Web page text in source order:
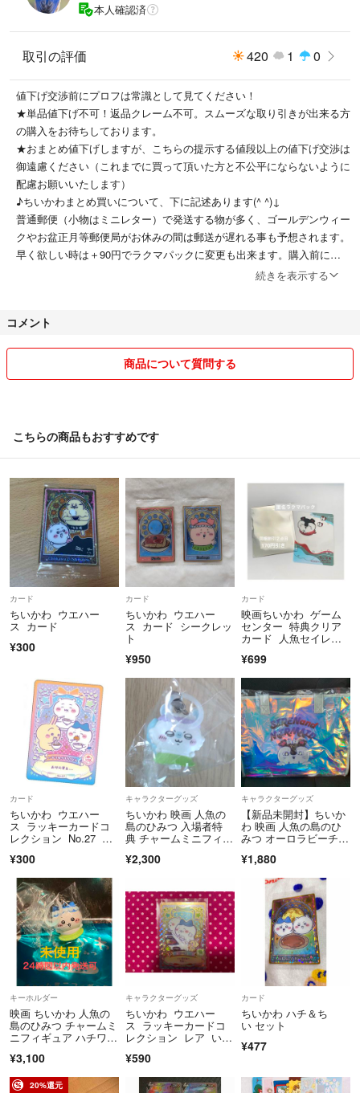
本人確認済
取引の評価 420 1 0
値下げ交渉前にプロフは常識として見てください！
★単品値下げ不可！返品クレーム不可。スムーズな取り引きが出来る方
の購入をお待ちしております。
★おまとめ値下げしますが、こちらの提示する値段以上の値下げ交渉は
御遠慮ください（これまでに買って頂いた方と不公平にならないように
配慮お願いいたします）
♪ちいかわまとめ買いについて、下に記述あります(^ ^)↓
普通郵便（小物はミニレター）で発送する物が多く、ゴールデンウィー
クやお盆正月等郵便局がお休みの間は郵送が遅れる事も予想されます。
早く欲しい時は＋90円でラクマパックに変更も出来ます。購入前に相
思ってください。同時に売れた場合は、少しでも早く購入して頂いた方
です。早めの購入をおすすめします
仕事で忙しい日は夜まで返信出来ない事もあります。基本すぐに返信発
＊全て送料手数料込みでお安めに設定しています。お値下げは出来ませ
ん。特にかさばる品は送料の都合でお値下げ不可です(1000円以上の品
ください。ラクマでは問題なく取り引きが出来ていますが、他アプリで
は嫌な取り引きがあった為全て値下げ不可としました)
返品クレームなしでお願いしたいので、衣類購入前にコメント頂ければ
商品確認致します
発送の都合で、ラクマパック←→郵便に変更する事もあります
♥ちいかわ商品について
☆全て公式グッズです！偽物は嫌いです。
☆出来るだけオマケを付けます
☆単品でお値下げ不可！まとめ割り、2セット150円引き。3セット300
☆おまとめは希望の品をイイネを付けコメントにてお知らせください。
たくさんまとめると多めに値下げします
☆アクスタやカード、キーホルダーどれも初期の薄いスレや傷があるか
もしれません。なるべく傷のある物は自宅使用し、綺麗な物を発送して
いますが、スレ無しのピカピカの物は購入直後でもなかなかありませ
ん。ご理解ください
ハチワレ推しです(^ ^)
続きを表示する
コメント
商品について質問する
こちらの商品もおすすめです
カード
ちいかわ ウエハー
ス カード
¥300
カード
ちいかわ ウエハー
ス カード シークレッ
ト
¥950
カード
映画ちいかわ ゲーム
センター 特典クリア
カード 人魚セイレー
¥699
カード
ちいかわ ウエハー
ス ラッキーカードコ
レクション No.27 ラ
¥300
キャラクターグッズ
ちいかわ 映画 人魚の
島のひみつ 入場者特
典 チャームミニフィギ
¥2,300
キャラクターグッズ
【新品未開封】ちいか
わ 映画 人魚の島のひ
みつ オーロラビーチバ
名配送】
¥1,880
キーホルダー
映画 ちいかわ 人魚の
島のひみつ チャームミ
ニフィギュア ハチワ
¥3,100
キャラクターグッズ
ちいかわ ウエハー
ス ラッキーカードコ
レクション レア いい
¥590
カード
ちいかわ ハチ＆ち
い セット
¥477
20%還元